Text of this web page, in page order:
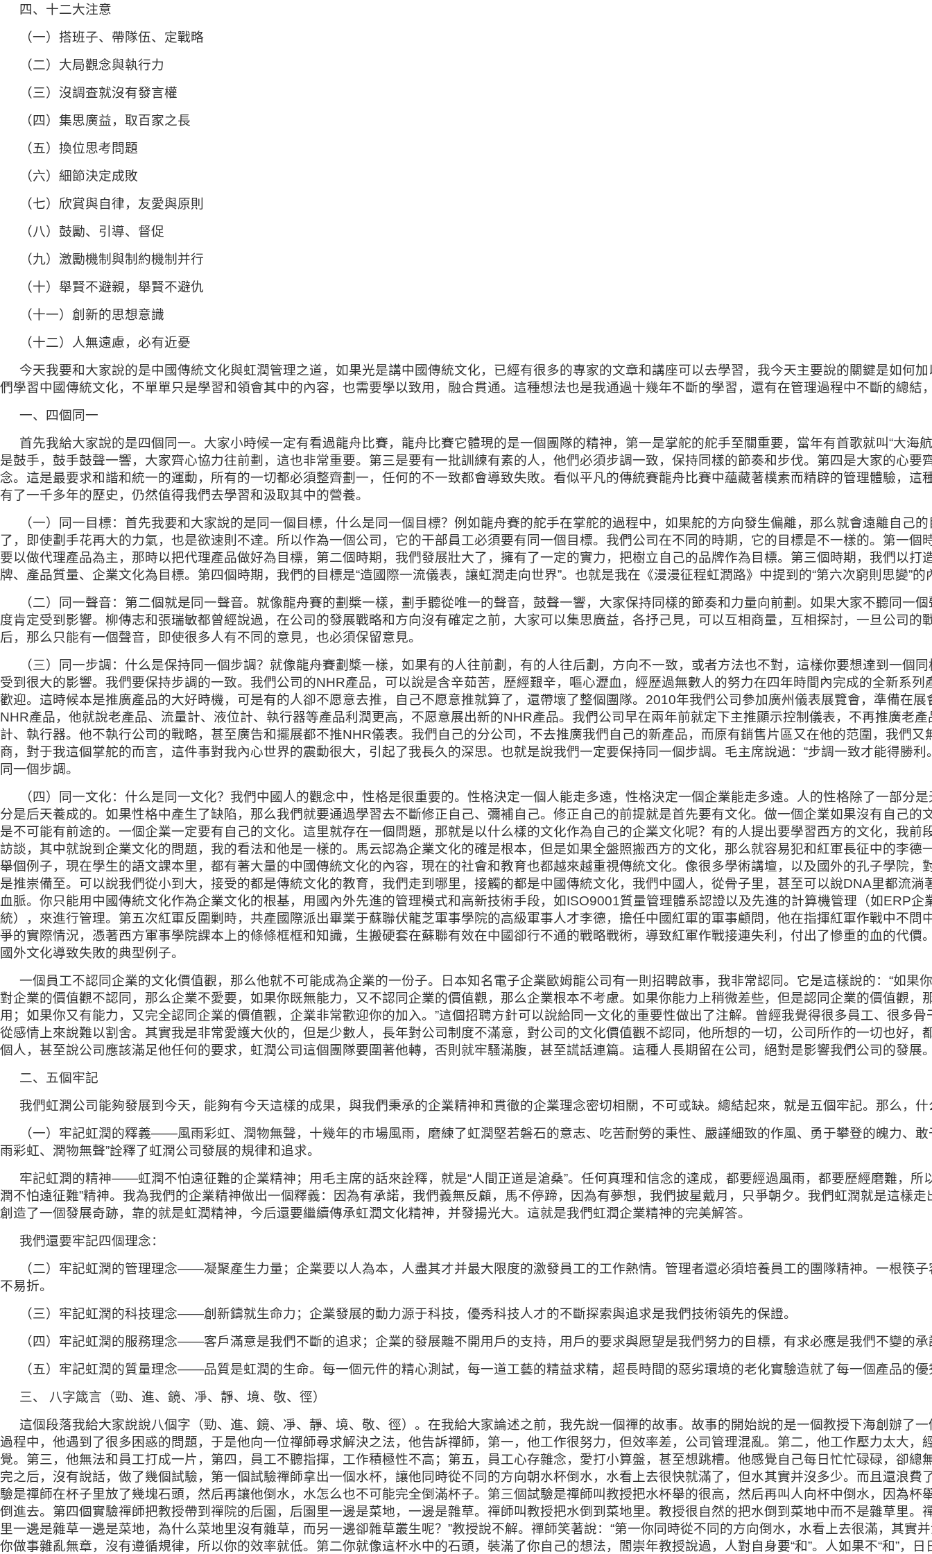
四、十二大注意
（一）搭班子、帶隊伍、定戰略
（二）大局觀念與執行力
（三）沒調查就沒有發言權
（四）集思廣益，取百家之長
（五）換位思考問題
（六）細節決定成敗
（七）欣賞與自律，友愛與原則
（八）鼓勵、引導、督促
（九）激勵機制與制約機制并行
（十）舉賢不避親，舉賢不避仇
（十一）創新的思想意識
（十二）人無遠慮，必有近憂
今天我要和大家說的是中國傳統文化與虹潤管理之道，如果光是講中國傳統文化，已經有很多的專家的文章和講座可以去學習，我今天主要說的關鍵是如何
們學習中國傳統文化，不單單只是學習和領會其中的內容，也需要學以致用，融合貫通。這種想法也是我通過十幾年不斷的學習，還有在管理過程中不斷的總結
一、四個同一
首先我給大家說的是四個同一。大家小時候一定有看過龍舟比賽，龍舟比賽它體現的是一個團隊的精神，第一是掌舵的舵手至關重要，當年有首歌就叫“大海
是鼓手，鼓手鼓聲一響，大家齊心協力往前劃，這也非常重要。第三是要有一批訓練有素的人，他們必須步調一致，保持同樣的節奏和步伐。第四是大家的心要
念。這是最要求和諧和統一的運動，所有的一切都必須整齊劃一，任何的不一致都會導致失敗。看似平凡的傳統賽龍舟比賽中蘊藏著樸素而精辟的管理體驗，這
有了一千多年的歷史，仍然值得我們去學習和汲取其中的營養。
（一）同一目標：首先我要和大家說的是同一個目標，什么是同一個目標？例如龍舟賽的舵手在掌舵的過程中，如果舵的方向發生偏離，那么就會遠離自己
了，即使劃手花再大的力氣，也是欲速則不達。所以作為一個公司，它的干部員工必須要有同一個目標。我們公司在不同的時期，它的目標是不一樣的。第一個
要以做代理產品為主，那時以把代理產品做好為目標，第二個時期，我們發展壯大了，擁有了一定的實力，把樹立自己的品牌作為目標。第三個時期，我們以打
牌、產品質量、企業文化為目標。第四個時期，我們的目標是“造國際一流儀表，讓虹潤走向世界”。也就是我在《漫漫征程虹潤路》中提到的“第六次窮則思變”的
（二）同一聲音：第二個就是同一聲音。就像龍舟賽的劃槳一樣，劃手聽從唯一的聲音，鼓聲一響，大家保持同樣的節奏和力量向前劃。如果大家不聽同一
度肯定受到影響。柳傳志和張瑞敏都曾經說過，在公司的發展戰略和方向沒有確定之前，大家可以集思廣益，各抒己見，可以互相商量，互相探討，一旦公司的
后，那么只能有一個聲音，即使很多人有不同的意見，也必須保留意見。
（三）同一步調：什么是保持同一個步調？就像龍舟賽劃槳一樣，如果有的人往前劃，有的人往后劃，方向不一致，或者方法也不對，這樣你要想達到一個
受到很大的影響。我們要保持步調的一致。我們公司的NHR產品，可以說是含辛茹苦，歷經艱辛，嘔心瀝血，經歷過無數人的努力在四年時間內完成的全新系列
歡迎。這時候本是推廣產品的大好時機，可是有的人卻不愿意去推，自己不愿意推就算了，還帶壞了整個團隊。2010年我們公司參加廣州儀表展覽會，準備在展
NHR產品，他就說老產品、流量計、液位計、執行器等產品利潤更高，不愿意展出新的NHR產品。我們公司早在兩年前就定下主推顯示控制儀表，不再推廣老
計、執行器。他不執行公司的戰略，甚至廣告和擺展都不推NHR儀表。我們自己的分公司，不去推廣我們自己的新產品，而原有銷售片區又在他的范圍，我們又
商，對于我這個掌舵的而言，這件事對我內心世界的震動很大，引起了我長久的深思。也就是說我們一定要保持同一個步調。毛主席說過：“步調一致才能得勝利
同一個步調。
（四）同一文化：什么是同一文化？我們中國人的觀念中，性格是很重要的。性格決定一個人能走多遠，性格決定一個企業能走多遠。人的性格除了一部分
分是后天養成的。如果性格中產生了缺陷，那么我們就要通過學習去不斷修正自己、彌補自己。修正自己的前提就是首先要有文化。做一個企業如果沒有自己的
是不可能有前途的。一個企業一定要有自己的文化。這里就存在一個問題，那就是以什么樣的文化作為自己的企業文化呢？有的人提出要學習西方的文化，我前
訪談，其中就說到企業文化的問題，我的看法和他是一樣的。馬云認為企業文化的確是根本，但是如果全盤照搬西方的文化，那么就容易犯和紅軍長征中的李德
舉個例子，現在學生的語文課本里，都有著大量的中國傳統文化的內容，現在的社會和教育也都越來越重視傳統文化。像很多學術講壇，以及國外的孔子學院，
是推崇備至。可以說我們從小到大，接受的都是傳統文化的教育，我們走到哪里，接觸的都是中國傳統文化，我們中國人，從骨子里，甚至可以說DNA里都流淌
血脈。你只能用中國傳統文化作為企業文化的根基，用國內外先進的管理模式和高新技術手段，如ISO9001質量管理體系認證以及先進的計算機管理（如ERP企
統），來進行管理。第五次紅軍反圍剿時，共產國際派出畢業于蘇聯伏龍芝軍事學院的高級軍事人才李德，擔任中國紅軍的軍事顧問，他在指揮紅軍作戰中不問
爭的實際情況，憑著西方軍事學院課本上的條條框框和知識，生搬硬套在蘇聯有效在中國卻行不通的戰略戰術，導致紅軍作戰接連失利，付出了慘重的血的代價
國外文化導致失敗的典型例子。
一個員工不認同企業的文化價值觀，那么他就不可能成為企業的一份子。日本知名電子企業歐姆龍公司有一則招聘啟事，我非常認同。它是這樣說的：“如果
對企業的價值觀不認同，那么企業不愛要，如果你既無能力，又不認同企業的價值觀，那么企業根本不考慮。如果你能力上稍微差些，但是認同企業的價值觀，
用；如果你又有能力，又完全認同企業的價值觀，企業非常歡迎你的加入。”這個招聘方針可以說給同一文化的重要性做出了注解。曾經我覺得很多員工、很多骨
從感情上來說難以割舍。其實我是非常愛護大伙的，但是少數人，長年對公司制度不滿意，對公司的文化價值觀不認同，他所想的一切，公司所作的一切也好，
個人，甚至說公司應該滿足他任何的要求，虹潤公司這個團隊要圍著他轉，否則就牢騷滿腹，甚至謊話連篇。這種人長期留在公司，絕對是影響我們公司的發展
二、五個牢記
我們虹潤公司能夠發展到今天，能夠有今天這樣的成果，與我們秉承的企業精神和貫徹的企業理念密切相關，不可或缺。總結起來，就是五個牢記。那么，
（一）牢記虹潤的釋義——風雨彩虹、潤物無聲，十幾年的市場風雨，磨練了虹潤堅若磐石的意志、吃苦耐勞的秉性、嚴謹細致的作風、勇于攀登的魄力、敢
雨彩虹、潤物無聲”詮釋了虹潤公司發展的規律和追求。
牢記虹潤的精神——虹潤不怕遠征難的企業精神；用毛主席的話來詮釋，就是“人間正道是滄桑”。任何真理和信念的達成，都要經過風雨，都要歷經磨難，所
潤不怕遠征難”精神。我為我們的企業精神做出一個釋義：因為有承諾，我們義無反顧，馬不停蹄，因為有夢想，我們披星戴月，只爭朝夕。我們虹潤就是這樣走
創造了一個發展奇跡，靠的就是虹潤精神，今后還要繼續傳承虹潤文化精神，并發揚光大。這就是我們虹潤企業精神的完美解答。
我們還要牢記四個理念：
（二）牢記虹潤的管理理念——凝聚產生力量；企業要以人為本，人盡其才并最大限度的激發員工的工作熱情。管理者還必須培養員工的團隊精神。一根筷
不易折。
（三）牢記虹潤的科技理念——創新鑄就生命力；企業發展的動力源于科技，優秀科技人才的不斷探索與追求是我們技術領先的保證。
（四）牢記虹潤的服務理念——客戶滿意是我們不斷的追求；企業的發展離不開用戶的支持，用戶的要求與愿望是我們努力的目標，有求必應是我們不變的承
（五）牢記虹潤的質量理念——品質是虹潤的生命。每一個元件的精心測試，每一道工藝的精益求精，超長時間的惡劣環境的老化實驗造就了每一個產品的優
三、 八字箴言（勁、進、鏡、凈、靜、境、敬、徑）
這個段落我給大家說說八個字（勁、進、鏡、凈、靜、境、敬、徑）。在我給大家論述之前，我先說一個禪的故事。故事的開始說的是一個教授下海創辦了
過程中，他遇到了很多困惑的問題，于是他向一位禪師尋求解決之法，他告訴禪師，第一，他工作很努力，但效率差，公司管理混亂。第二，他工作壓力太大，
覺。第三，他無法和員工打成一片，第四，員工不聽指揮，工作積極性不高；第五，員工心存雜念，愛打小算盤，甚至想跳槽。他感覺自己每日忙忙碌碌，卻總
完之后，沒有說話，做了幾個試驗，第一個試驗禪師拿出一個水杯，讓他同時從不同的方向朝水杯倒水，水看上去很快就滿了，但水其實并沒多少。而且還浪費
驗是禪師在杯子里放了幾塊石頭，然后再讓他倒水，水怎么也不可能完全倒滿杯子。第三個試驗是禪師叫教授把水杯舉的很高，然后再叫人向杯中倒水，因為杯
倒進去。第四個實驗禪師把教授帶到禪院的后園，后園里一邊是菜地，一邊是雜草。禪師叫教授把水倒到菜地里。教授很自然的把水倒到菜地中而不是雜草里。
里一邊是雜草一邊是菜地，為什么菜地里沒有雜草，而另一邊卻雜草叢生呢？”教授說不解。禪師笑著說：“第一你同時從不同的方向倒水，水看上去很滿，其實
你做事雜亂無章，沒有遵循規律，所以你的效率就低。第二你就像這杯水中的石頭，裝滿了你自己的想法，閻崇年教授說過，人對自身要“和”。人如果不“和”，日